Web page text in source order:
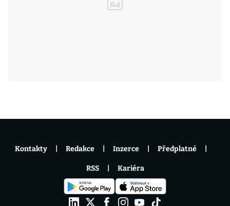
Kontakty Redakce Inzerce Předplatné
RSS Kariéra